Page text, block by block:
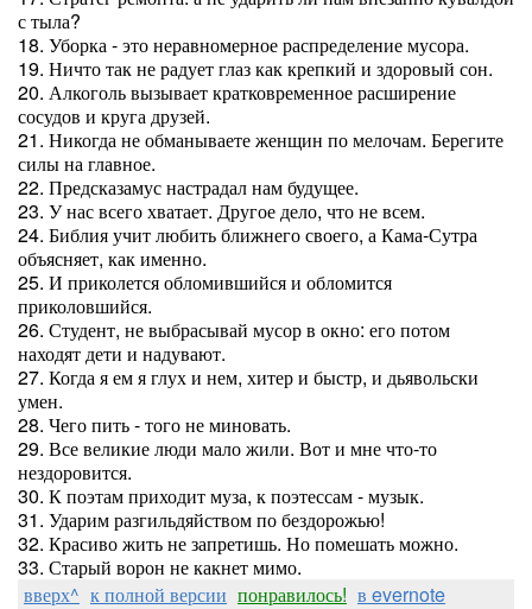
с тыла?
18. Уборка - это неравномерное распределение мусора.
19. Ничто так не радует глаз как крепкий и здоровый сон.
20. Алкоголь вызывает кратковременное расширение
сосудов и круга друзей.
21. Никогда не обманываете женщин по мелочам. Берегите
силы на главное.
22. Предсказамус настрадал нам будущее.
23. У нас всего хватает. Другое дело, что не всем.
24. Библия учит любить ближнего своего, а Кама-Сутра
объясняет, как именно.
25. И приколется обломившийся и обломится
приколовшийся.
26. Студент, не выбрасывай мусор в окно: его потом
находят дети и надувают.
27. Когда я ем я глух и нем, хитер и быстр, и дьявольски
умен.
28. Чего пить - того не миновать.
29. Все великие люди мало жили. Вот и мне что-то
нездоровится.
30. К поэтам приходит муза, к поэтессам - музык.
31. Ударим разгильдяйством по бездорожью!
32. Красиво жить не запретишь. Но помешать можно.
33. Старый ворон не какнет мимо.
вверх^ к полной версии понравилось! в evernote